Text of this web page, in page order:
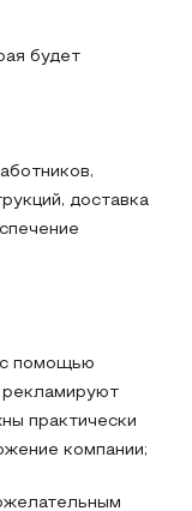
будет
доставка
с помощью
рекламируют
практически
компании;